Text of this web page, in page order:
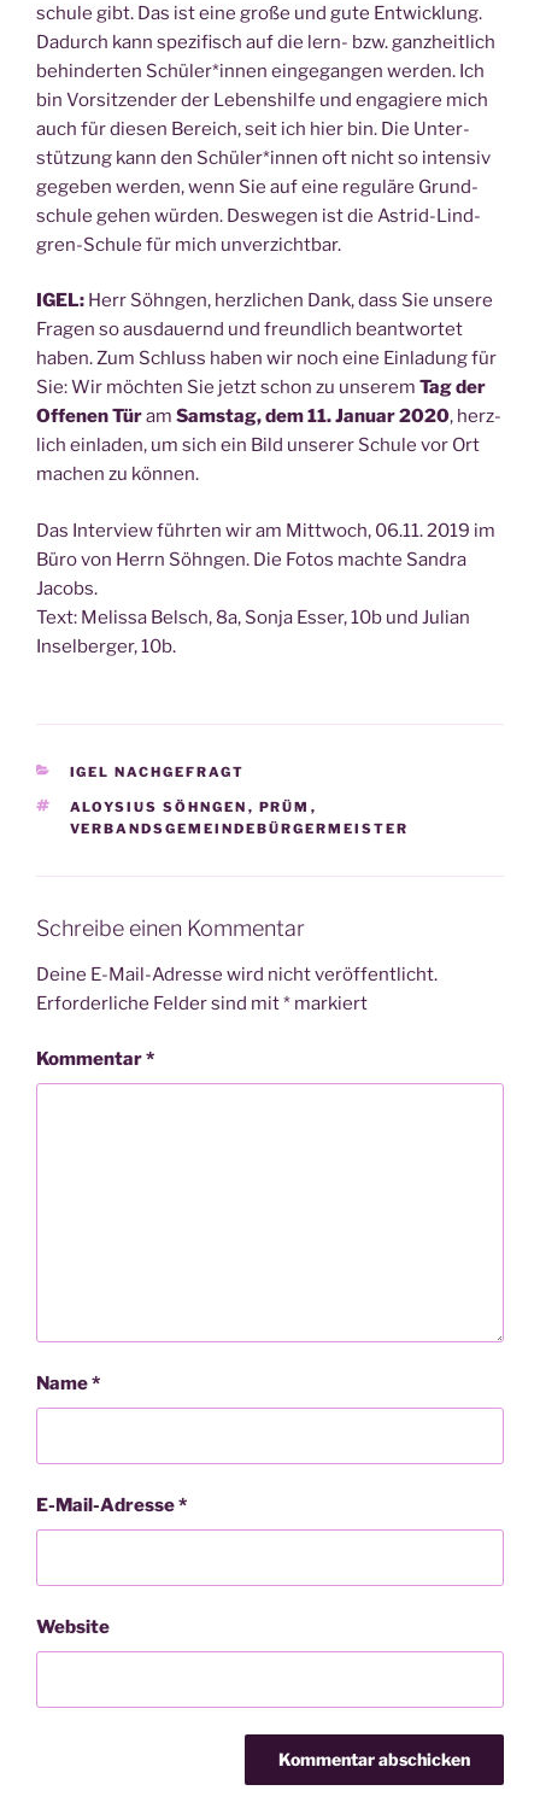
schu­le gibt. Das ist eine gro­ße und gute Ent­wick­lung.
Dadurch kann spe­zi­fisch auf die lern- bzw. ganz­heit­lich
behin­der­ten Schüler*innen ein­ge­gan­gen wer­den. Ich
bin Vor­sit­zen­der der Lebens­hil­fe und enga­gie­re mich
auch für die­sen Bereich, seit ich hier bin. Die Unter­
stüt­zung kann den Schüler*innen oft nicht so inten­siv
gege­ben wer­den, wenn Sie auf eine regu­lä­re Grund­
schu­le gehen wür­den. Des­we­gen ist die Astrid-Lind­
gren-Schu­le für mich unverzichtbar.
IGEL: Herr Söhn­gen, herz­li­chen Dank, dass Sie unse­re
Fra­gen so aus­dau­ernd und freund­lich beant­wor­tet
haben. Zum Schluss haben wir noch eine Ein­la­dung für
Sie: Wir möch­ten Sie jetzt schon zu unse­rem Tag der
Offe­nen Türam Sams­tag, dem 11. Janu­ar 2020, herz­
lich ein­la­den, um sich ein Bild unse­rer Schu­le vor Ort
machen zu können.
Das Inter­view führ­ten wir am Mitt­woch, 06.11. 2019 im
Büro von Herrn Söhn­gen. Die Fotos mach­te San­dra
Jacobs.
Text: Melis­sa Belsch, 8a, Son­ja Esser, 10b und Juli­an
Insel­ber­ger, 10b.
KATEGORIEN
IGEL NACHGEFRAGT
SCHLAGWÖRTER
ALOYSIUS SÖHNGEN , PRÜM ,
VERBANDSGEMEINDEBÜRGERMEISTER
Schreibe einen Kommentar
Deine E-Mail-Adresse wird nicht veröffentlicht.
Erforderliche Felder sind mit* markiert
Kommentar*
Name*
E-Mail-Adresse*
Website